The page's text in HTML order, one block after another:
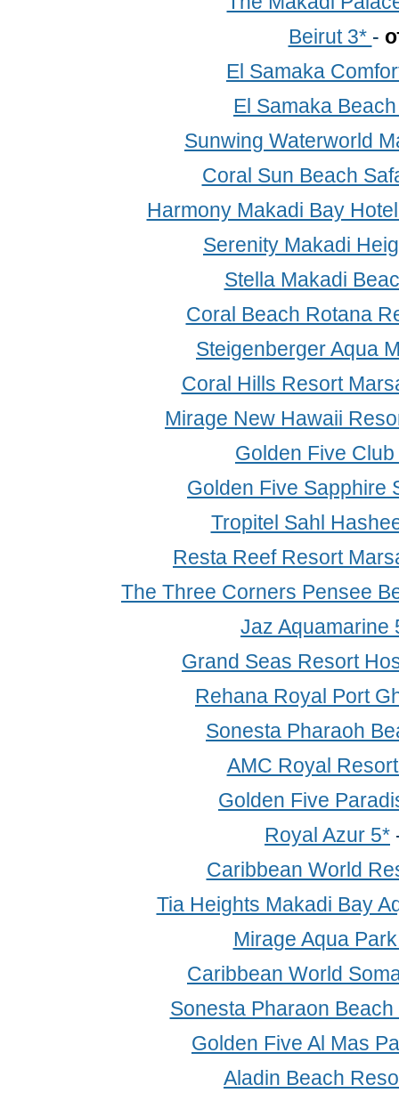
Beirut 3* -
El Samaka
El Samaka
Sunwing Waterworld
Coral Sun Beach
Harmony Makadi Bay
Serenity Makadi
Stella Makadi
Coral Beach Rotana
Steigenberger Aqua
Coral Hills Resort
Mirage New Hawaii
Golden Five
Golden Five Sapphire
Tropitel Sahl
Resta Reef Resort
The Three Corners Pensee
Jaz Aquamarine
Grand Seas Resort
Rehana Royal Port
Sonesta Pharaoh
AMC Royal
Golden Five
Royal Azur 5*
Caribbean World
Tia Heights Makadi Bay
Mirage Aqua
Caribbean World
Sonesta Pharaon
Golden Five Al Mas
Aladin Beach